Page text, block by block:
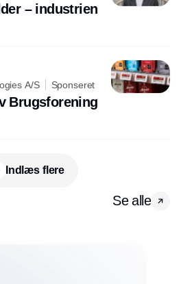
– industrien
A/S Sponseret
Brugsforening
Indlæs flere
Se alle